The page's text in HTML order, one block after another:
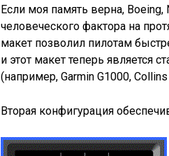
Если моя память верна,
человеческого фактора на
макет позволил пилотам
и этот макет теперь является
(например, Garmin G1000,
Вторая конфигурация